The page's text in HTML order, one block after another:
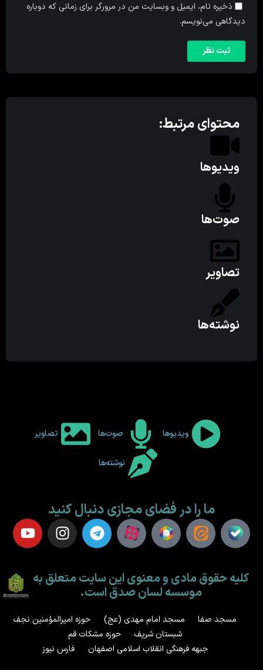
ذخیره نام، ایمیل و وبسایت من در مرورگر برای زمانی که دوباره
دیدگاهی می‌نویسم.
محتوای مرتبط:
ویدیوها
صوت‌ها
تصاویر
نوشته‌ها
ویدیوها صوت‌ها تصاویر
نوشته‌ها
ما را در فضای مجازی دنبال کنید
کلیه حقوق مادی و معنوی این سایت متعلق به
موسسه لسان صدق است.
مسجد صفا مسجد امام مهدی (عج)
حوزه امیرالمؤمنین نجف
شبستان شریف
حوزه مشکات قم
جبهه فرهنگی انقلاب اسلامی اصفهان
فارس نیوز